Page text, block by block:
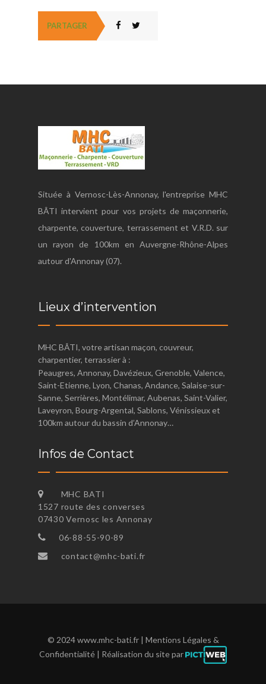
PARTAGER
Située à Vernosc-Lès-Annonay, l'entreprise MHC
BÂTI intervient pour vos projets de maçonnerie,
charpente, couverture, terrassement et V.R.D. sur
un rayon de 100km en Auvergne-Rhône-Alpes
autour d'Annonay (07).
Lieux d’intervention
MHC BÂTI, votre artisan maçon, couvreur,
charpentier, terrassier à :
Peaugres, Annonay, Davézieux, Grenoble, Valence,
Saint-Etienne, Lyon, Chanas, Andance, Salaise-sur-
Sanne, Serrières, Montélimar, Aubenas, Saint-Valier,
Laveyron, Bourg-Argental, Sablons, Vénissieux et
100km autour du bassin d’Annonay…
Infos de Contact
MHC BATI
1527 route des converses
07430 Vernosc les Annonay
06-88-55-90-89
contact@mhc-bati.fr
© 2024www.mhc-bati.fr| Mentions Légales &
Confidentialité | Réalisation du site par